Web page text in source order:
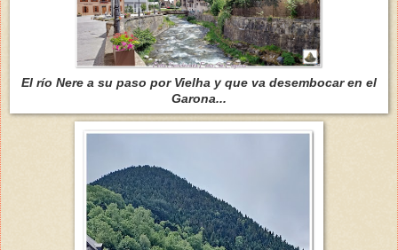
El río Nere a su paso por Vielha y que va desembocar en el
Garona...